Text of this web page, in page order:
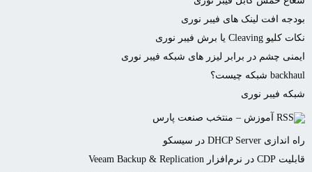
بودجه افت لینک های فیبر نوری
نکات کلیو Cleaving یا برش فیبر نوری
ایمنی چشم در برابر لیزر های شبکه فیبر نوری
backhaul شبکه چیست؟
شبکه فیبر نوری
آموزش – منتخب صنعت پارس
راه اندازی DHCP Server در سیسکو
قابلیت CDP در نرم‌افزار Veeam Backup & Replication